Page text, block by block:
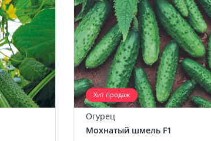
Хит продаж
Огурец
Мохнатый шмель F1